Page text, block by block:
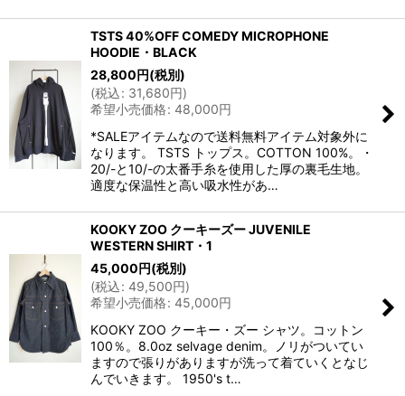
TSTS 40%OFF COMEDY MICROPHONE
HOODIE・BLACK
28,800円(税別)
(税込: 31,680円)
希望小売価格: 48,000円
*SALEアイテムなので送料無料アイテム対象外に
なります。 TSTS トップス。COTTON 100%。・
20/-と10/-の太番手糸を使用した厚の裏毛生地。
適度な保温性と高い吸水性があ…
KOOKY ZOO クーキーズー JUVENILE
WESTERN SHIRT・1
45,000円(税別)
(税込: 49,500円)
希望小売価格: 45,000円
KOOKY ZOO クーキー・ズー シャツ。コットン
100％。8.0oz selvage denim。ノリがついてい
ますので張りがありますが洗って着ていくとなじ
んでいきます。 1950's t…